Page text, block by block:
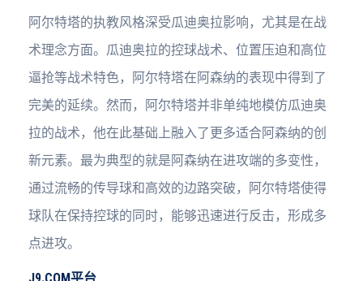
阿尔特塔的执教风格深受瓜迪奥拉影响，尤其是在战
术理念方面。瓜迪奥拉的控球战术、位置压迫和高位
逼抢等战术特色，阿尔特塔在阿森纳的表现中得到了
完美的延续。然而，阿尔特塔并非单纯地模仿瓜迪奥
拉的战术，他在此基础上融入了更多适合阿森纳的创
新元素。最为典型的就是阿森纳在进攻端的多变性，
通过流畅的传导球和高效的边路突破，阿尔特塔使得
球队在保持控球的同时，能够迅速进行反击，形成多
点进攻。
J9.COM平台